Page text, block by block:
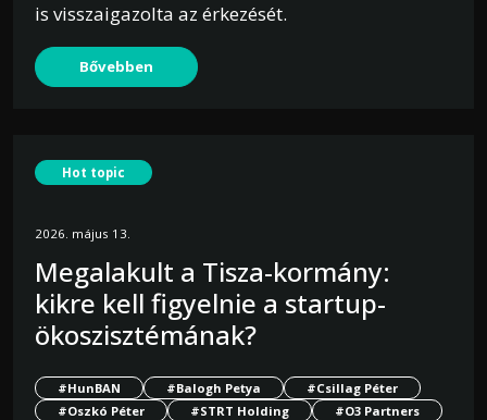
is visszaigazolta az érkezését.
Bővebben
Hot topic
2026. május 13.
Megalakult a Tisza-kormány:
kikre kell figyelnie a startup-
ökoszisztémának?
#HunBAN #Balogh Petya
#Csillag Péter
#Oszkó Péter
#STRT Holding
#O3 Partners